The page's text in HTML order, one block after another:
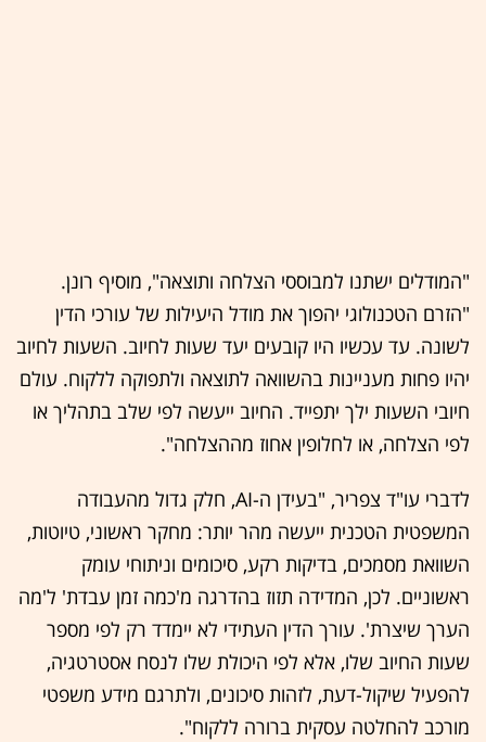
"המודלים ישתנו למבוססי הצלחה ותוצאה", מוסיף רונן.
"הזרם הטכנולוגי יהפוך את מודל היעילות של עורכי הדין
לשונה. עד עכשיו היו קובעים יעד שעות לחיוב. השעות לחיוב
יהיו פחות מעניינות בהשוואה לתוצאה ולתפוקה ללקוח. עולם
חיובי השעות ילך יתפייד. החיוב ייעשה לפי שלב בתהליך או
לפי הצלחה, או לחלופין אחוז מההצלחה".
לדברי עו"ד צפריר, "בעידן ה-AI, חלק גדול מהעבודה
המשפטית הטכנית ייעשה מהר יותר: מחקר ראשוני, טיוטות,
השוואת מסמכים, בדיקות רקע, סיכומים וניתוחי עומק
ראשוניים. לכן, המדידה תזוז בהדרגה מ'כמה זמן עבדת' ל'מה
הערך שיצרת'. עורך הדין העתידי לא יימדד רק לפי מספר
שעות החיוב שלו, אלא לפי היכולת שלו לנסח אסטרטגיה,
להפעיל שיקול-דעת, לזהות סיכונים, ולתרגם מידע משפטי
מורכב להחלטה עסקית ברורה ללקוח".